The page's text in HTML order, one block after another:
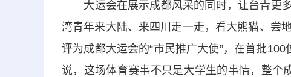
大运会在展示成都风采的同时，让台青更
湾青年来大陆、来四川走一走，看大熊猫、
评为成都大运会的“市民推广大使”，在首批
说，这场体育赛事不只是大学生的事情，整个